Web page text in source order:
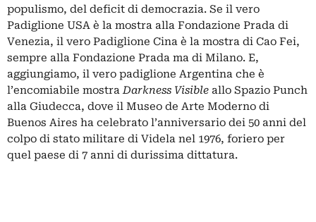
populismo, del deficit di democrazia. Se il vero
Padiglione USA è la mostra alla Fondazione Prada di
Venezia, il vero Padiglione Cina è la mostra di Cao Fei,
sempre alla Fondazione Prada ma di Milano. E,
aggiungiamo, il vero padiglione Argentina che è
l’encomiabile mostraDarkness Visible allo Spazio Punch
alla Giudecca, dove il Museo de Arte Moderno di
Buenos Aires ha celebrato l’anniversario dei 50 anni del
colpo di stato militare di Videla nel 1976, foriero per
quel paese di 7 anni di durissima dittatura.